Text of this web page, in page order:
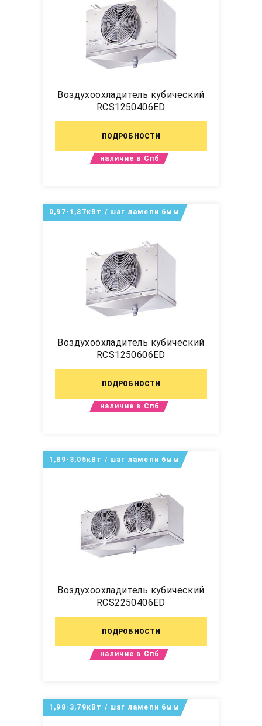
Воздухоохладитель кубический
RCS1250406ED
ПОДРОБНОСТИ
наличие в Спб
Воздухоохладитель кубический
RCS1250606ED
ПОДРОБНОСТИ
0,97-1,87кВт / шаг ламели 6мм
наличие в Спб
Воздухоохладитель кубический
RCS2250406ED
ПОДРОБНОСТИ
1,89-3,05кВт / шаг ламели 6мм
наличие в Спб
1,98-3,79кВт / шаг ламели 6мм